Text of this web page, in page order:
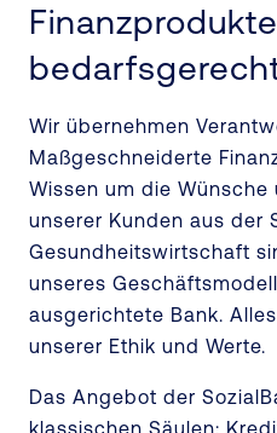
Wir übernehmen
Maßgeschneiderte
Wissen um die Wünsche
unserer Kunden aus der
Gesundheitswirtschaft
unseres
ausgerichtete Bank.
unserer Ethik und Werte.
Das Angebot der
klassischen Säulen: